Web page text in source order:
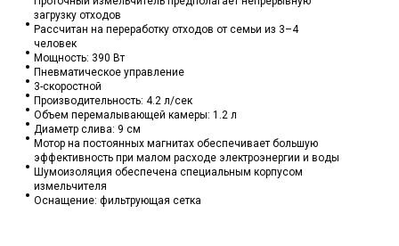
загрузку отходов
Рассчитан на переработку отходов от семьи из 3–4
человек
Мощность: 390 Вт
Пневматическое управление
3-скоростной
Производительность: 4.2 л/сек
Объем перемалывающей камеры: 1.2 л
Диаметр слива: 9 см
Мотор на постоянных магнитах обеспечивает большую
эффективность при малом расходе электроэнергии и воды
Шумоизоляция обеспечена специальным корпусом
измельчителя
Оснащение: фильтрующая сетка